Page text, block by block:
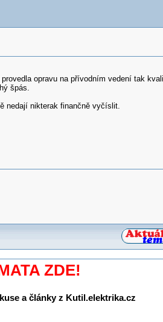
opravu na přívodním vedení tak
špás.
nedají nikterak finančně vyčíslit.
ZDE!
a články z Kutil.elektrika.cz